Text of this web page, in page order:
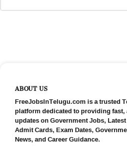
ABOUT US
FreeJobsInTelugu.com is a trusted
platform dedicated to providing
updates on Government Jobs,
Admit Cards, Exam Dates,
News, and Career Guidance.